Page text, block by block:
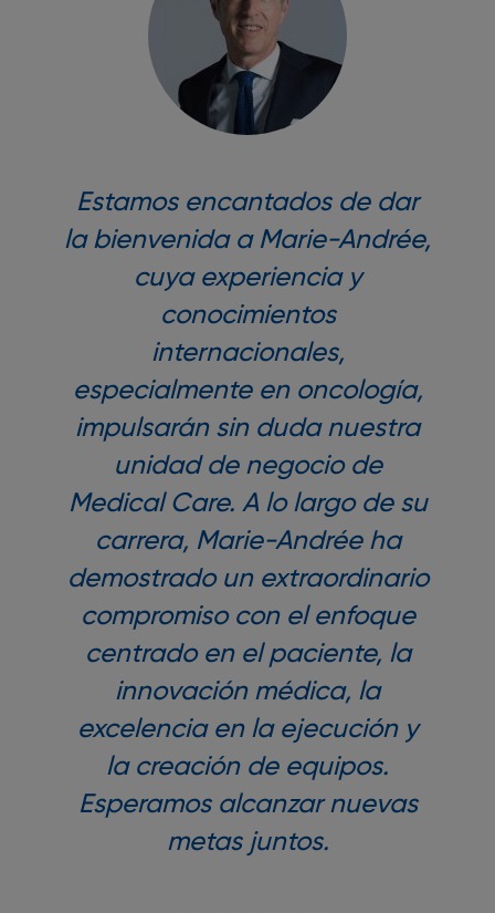
Estamos encantados de dar
la bienvenida a Marie-Andrée,
cuya experiencia y
conocimientos
internacionales,
especialmente en oncología,
impulsarán sin duda nuestra
unidad de negocio de
Medical Care. A lo largo de su
carrera, Marie-Andrée ha
demostrado un extraordinario
compromiso con el enfoque
centrado en el paciente, la
innovación médica, la
excelencia en la ejecución y
la creación de equipos.
Esperamos alcanzar nuevas
metas juntos.